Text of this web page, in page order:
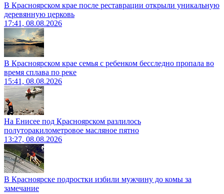
В Красноярском крае после реставрации открыли уникальную
деревянную церковь
17:41, 08.08.2026
В Красноярском крае семья с ребенком бесследно пропала во
время сплава по реке
15:41, 08.08.2026
На Енисее под Красноярском разлилось
полуторакилометровое масляное пятно
13:27, 08.08.2026
В Красноярске подростки избили мужчину до комы за
замечание